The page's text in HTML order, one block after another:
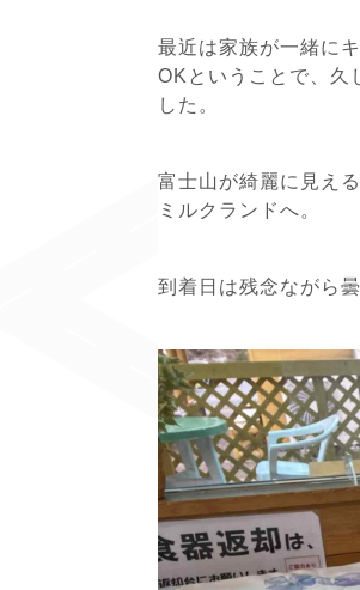
最近は家族が一緒に
OKということで、久
した。
富士山が綺麗に見え
ミルクランドへ。
到着日は残念ながら